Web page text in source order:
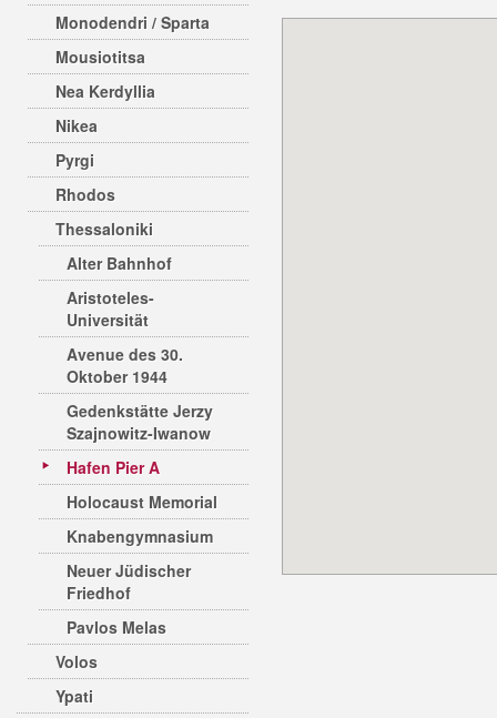
Monodendri / Sparta
Mousiotitsa
Nea Kerdyllia
Nikea
Pyrgi
Rhodos
Thessaloniki
Alter Bahnhof
Aristoteles-
Universität
Avenue des 30.
Oktober 1944
Gedenkstätte Jerzy
Szajnowitz-Iwanow
Hafen Pier A
Holocaust Memorial
Knabengymnasium
Neuer Jüdischer
Friedhof
Pavlos Melas
Volos
Ypati